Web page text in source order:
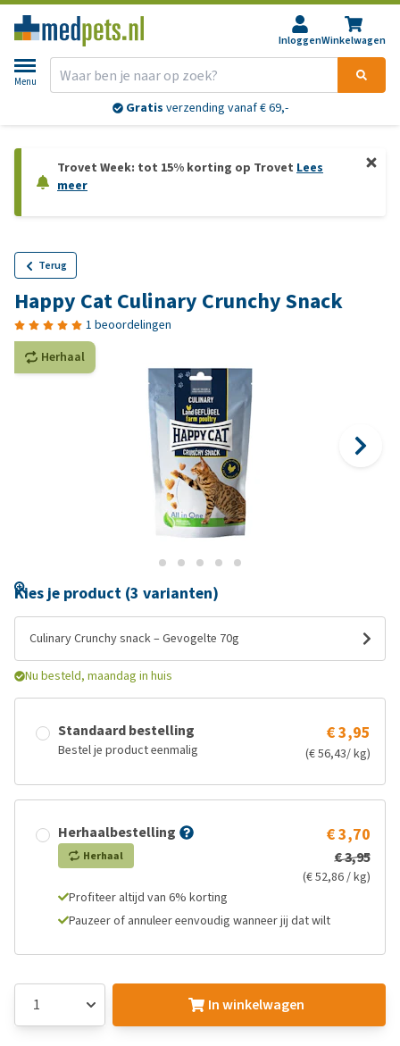
InloggenWinkelwagen
Menu
Gratis verzending vanaf € 69,-
Trovet Week: tot 15% korting op Trovet Lees
meer
Terug
Happy Cat Culinary Crunchy Snack
1 beoordelingen
Herhaal
Kies je product (3 varianten)
Culinary Crunchy snack – Gevogelte 70g
Nu besteld, maandag in huis
Standaard bestelling
Bestel je product eenmalig
€ 3,95
(€ 56,43/ kg)
Herhaalbestelling
Herhaal
€ 3,70
€ 3,95
(€ 52,86 / kg)
Profiteer altijd van 6% korting
Pauzeer of annuleer eenvoudig wanneer jij dat wilt
In winkelwagen